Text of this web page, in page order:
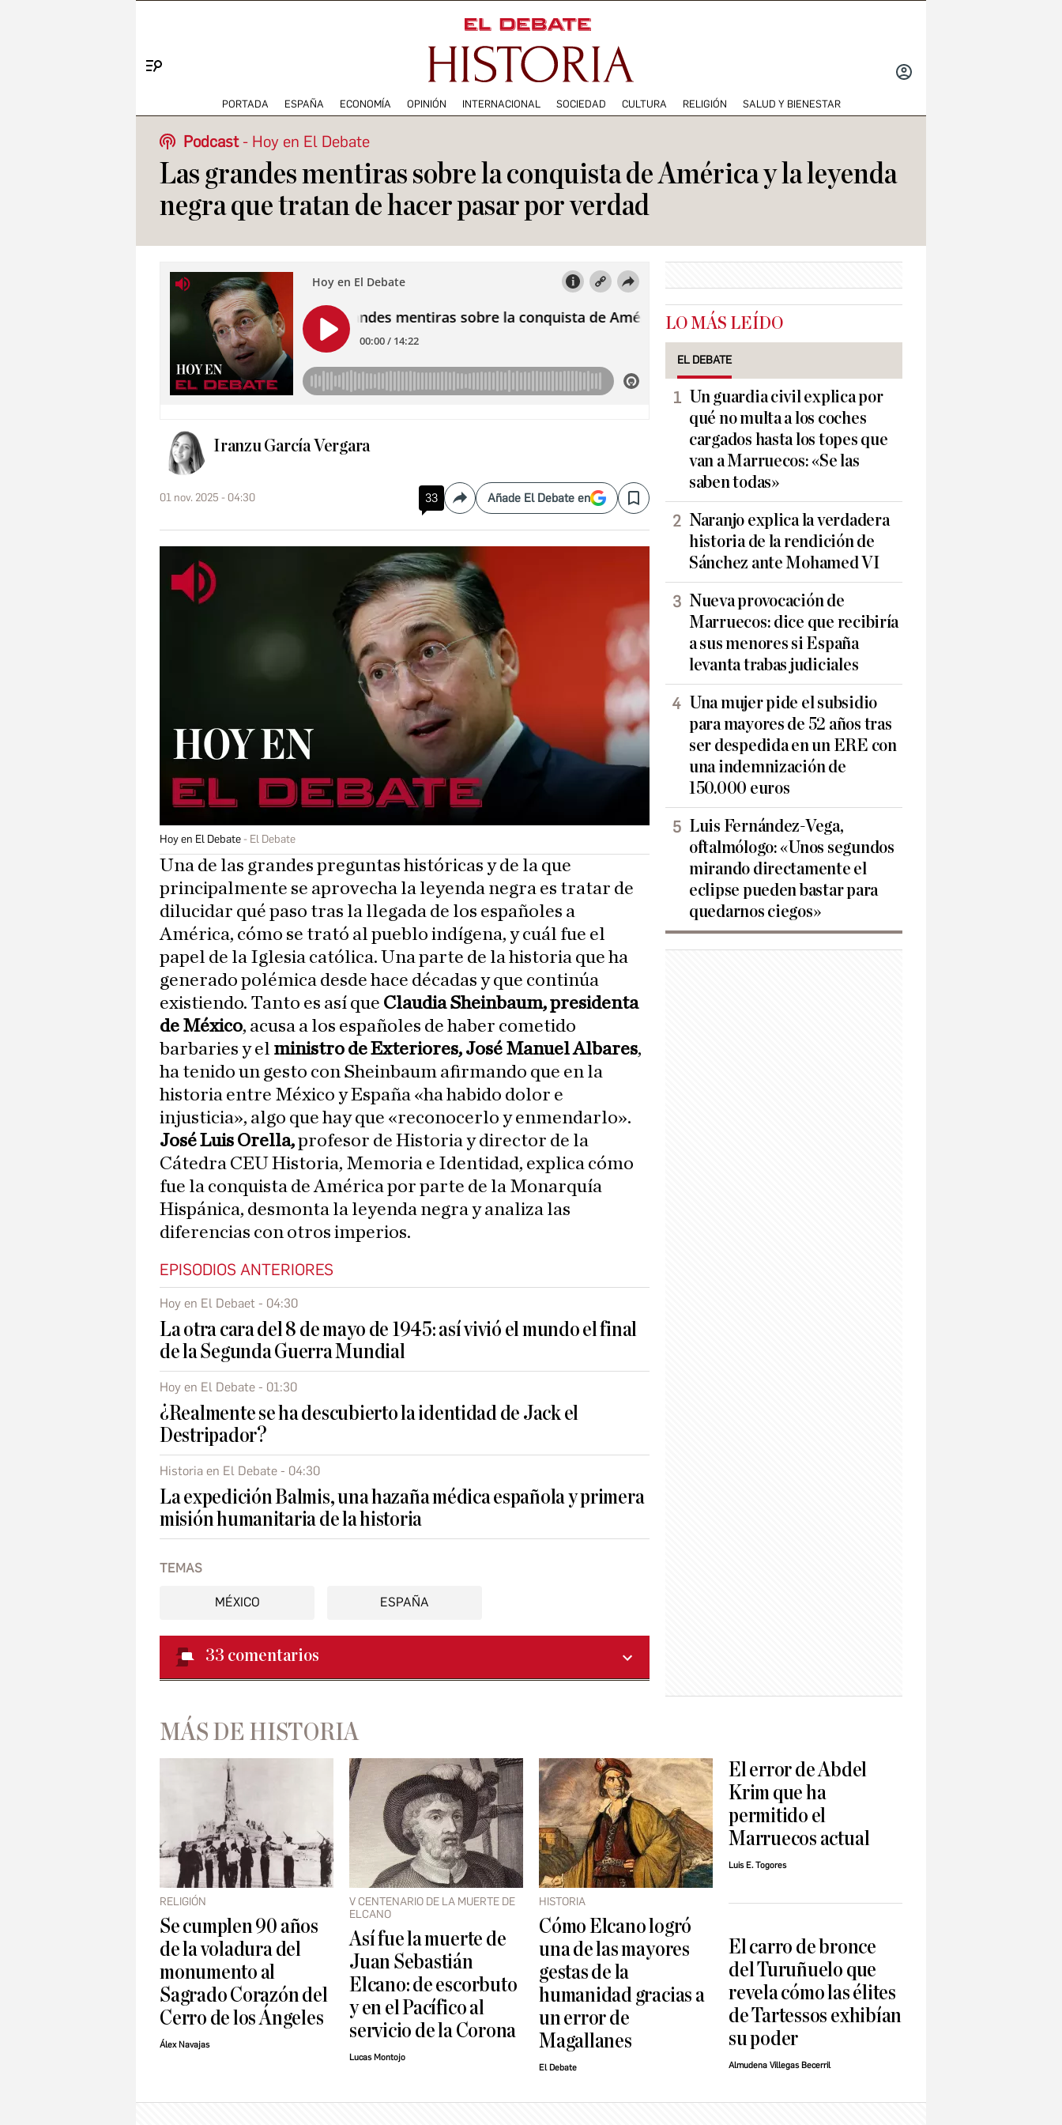
PORTADA ESPAÑA ECONOMÍA OPINIÓN INTERNACIONAL SOCIEDAD CULTURA RELIGIÓN SALUD Y BIENESTAR
Podcast Hoy en El Debate
Las grandes mentiras sobre la conquista de América y la leyenda
negra que tratan de hacer pasar por verdad
Iranzu García Vergara
01 nov. 2025 - 04:30 33 CompartirAñade El Debate en Save
Hoy en El Debate El Debate
Una de las grandes preguntas históricas y de la que
principalmente se aprovecha la leyenda negra es tratar de
dilucidar qué paso tras la llegada de los españoles a
América, cómo se trató al pueblo indígena, y cuál fue el
papel de la Iglesia católica. Una parte de la historia que ha
generado polémica desde hace décadas y que continúa
existiendo. Tanto es así que Claudia Sheinbaum, presidenta
de México, acusa a los españoles de haber cometido
barbaries y el ministro de Exteriores, José Manuel Albares,
ha tenido un gesto con Sheinbaum afirmando que en la
historia entre México y España «ha habido dolor e
injusticia», algo que hay que «reconocerlo y enmendarlo».
José Luis Orella,profesor de Historia y director de la
Cátedra CEU Historia, Memoria e Identidad, explica cómo
fue la conquista de América por parte de la Monarquía
Hispánica, desmonta la leyenda negra y analiza las
diferencias con otros imperios.
EPISODIOS ANTERIORES
Hoy en El Debaet - 04:30
La otra cara del 8 de mayo de 1945: así vivió el mundo el final
de la Segunda Guerra Mundial
Hoy en El Debate - 01:30
¿Realmente se ha descubierto la identidad de Jack el
Destripador?
Historia en El Debate - 04:30
La expedición Balmis, una hazaña médica española y primera
misión humanitaria de la historia
TEMAS
MÉXICO ESPAÑA
33 comentarios
LO MÁS LEÍDO
EL DEBATE
Un guardia civil explica por
qué no multa a los coches
cargados hasta los topes que
van a Marruecos: «Se las
saben todas»
Naranjo explica la verdadera
historia de la rendición de
Sánchez ante Mohamed VI
Nueva provocación de
Marruecos: dice que recibiría
a sus menores si España
levanta trabas judiciales
Una mujer pide el subsidio
para mayores de 52 años tras
ser despedida en un ERE con
una indemnización de
150.000 euros
Luis Fernández-Vega,
oftalmólogo: «Unos segundos
mirando directamente el
eclipse pueden bastar para
quedarnos ciegos»
MÁS DE HISTORIA
RELIGIÓN
Se cumplen 90 años
de la voladura del
monumento al
Sagrado Corazón del
Cerro de los Ángeles
Álex Navajas
V CENTENARIO DE LA MUERTE DE
ELCANO
Así fue la muerte de
Juan Sebastián
Elcano: de escorbuto
y en el Pacífico al
servicio de la Corona
Lucas Montojo
HISTORIA
Cómo Elcano logró
una de las mayores
gestas de la
humanidad gracias a
un error de
Magallanes
El Debate
El error de Abdel
Krim que ha
permitido el
Marruecos actual
Luis E. Togores
El carro de bronce
del Turuñuelo que
revela cómo las élites
de Tartessos exhibían
su poder
Almudena Villegas Becerril